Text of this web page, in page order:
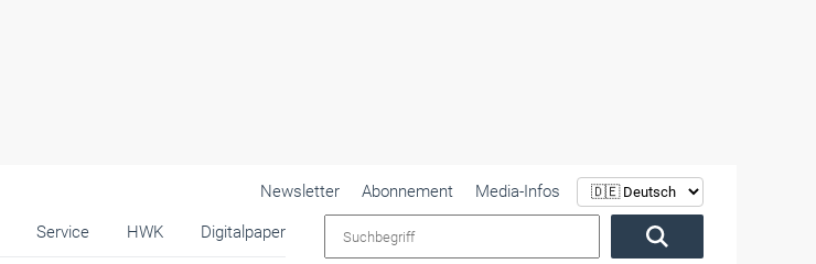
Service HWK Digitalpaper
Newsletter Abonnement
Media-Infos